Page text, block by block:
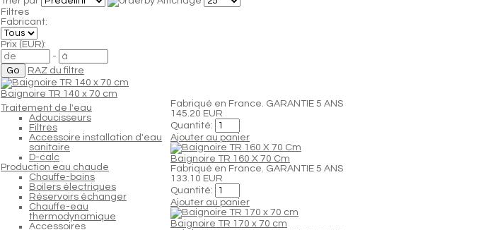
Traitement de l'eau
Adoucisseurs
Filtres
Accessoire installation d'eau
sanitaire
D-calc
Production eau chaude
Chauffe-bains
Boilers électriques
Réservoirs échanger
Chauffe-eau
thermodynamique
Accessoires
Filtres
Fabricant:
Prix (EUR):
-
RAZ du filtre
Baignoire TR 140 x 70 cm
Fabriqué en France. GARANTIE 5 ANS
145.20 EUR
Quantité:
Ajouter au panier
Baignoire TR 160 X 70 Cm
Fabriqué en France. GARANTIE 5 ANS
133.10 EUR
Quantité:
Ajouter au panier
Baignoire TR 170 x 70 cm